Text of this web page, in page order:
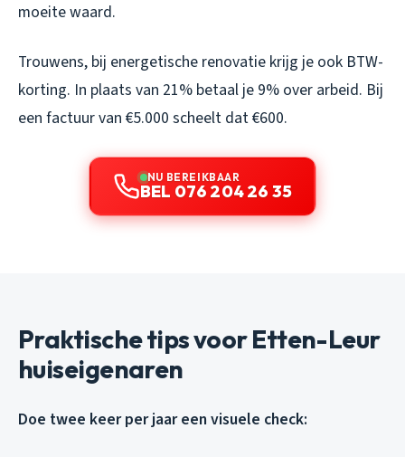
moeite waard.
Trouwens, bij energetische renovatie krijg je ook BTW-
korting. In plaats van 21% betaal je 9% over arbeid. Bij
een factuur van €5.000 scheelt dat €600.
NU BEREIKBAAR
BEL 076 204 26 35
Praktische tips voor Etten-Leur
huiseigenaren
Doe twee keer per jaar een visuele check: